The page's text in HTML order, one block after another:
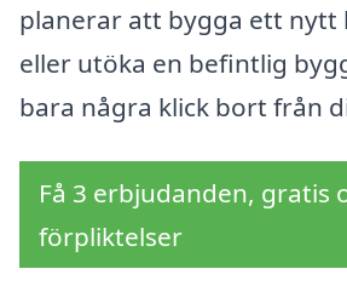
planerar att bygga ett nytt
eller utöka en befintlig
bara några klick bort från
Få 3 erbjudanden, gratis
förpliktelser